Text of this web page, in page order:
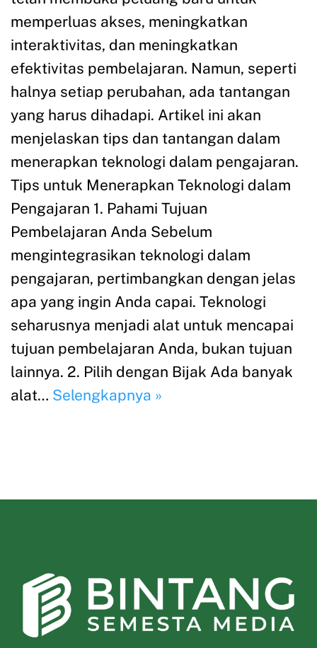
memperluas akses, meningkatkan
interaktivitas, dan meningkatkan
efektivitas pembelajaran. Namun, seperti
halnya setiap perubahan, ada tantangan
yang harus dihadapi. Artikel ini akan
menjelaskan tips dan tantangan dalam
menerapkan teknologi dalam pengajaran.
Tips untuk Menerapkan Teknologi dalam
Pengajaran 1. Pahami Tujuan
Pembelajaran Anda Sebelum
mengintegrasikan teknologi dalam
pengajaran, pertimbangkan dengan jelas
apa yang ingin Anda capai. Teknologi
seharusnya menjadi alat untuk mencapai
tujuan pembelajaran Anda, bukan tujuan
lainnya. 2. Pilih dengan Bijak Ada banyak
alat… Selengkapnya »